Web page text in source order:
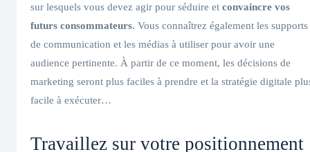
sur lesquels vous devez agir pour séduire et convaincre vos
futurs consommateurs. Vous connaîtrez également les supports
de communication et les médias à utiliser pour avoir une
audience pertinente. À partir de ce moment, les décisions de
marketing seront plus faciles à prendre et la stratégie digitale
facile à exécuter…
Travaillez sur votre positionnement